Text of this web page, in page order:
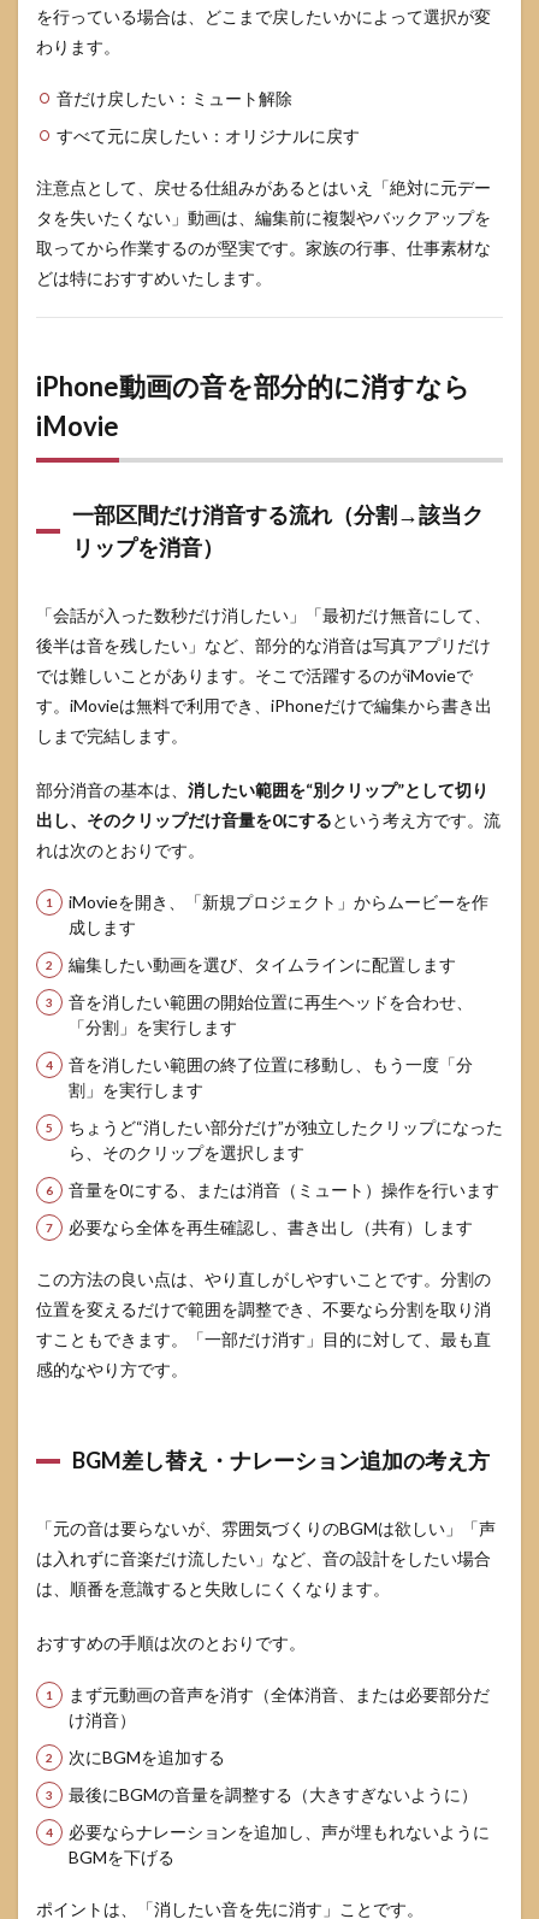
動画を
共有す
LINE、
ル、ク
ラウド
共有で
の注意
5.2
無音設定の考
え方
5.3
プラ
シー
配慮
（会
情報
が入
った
時の
判
よく
質問
6.1
にす
ると
画質
は落
ち
る？
6.2
元動
画は
消え
る？
る？
6.3
だけ
音を
残す
こと
はで
き
無料
る？
アプ
リは
必
を行っている場合は、どこまで戻したいかによって選択が変
わります。
音だけ戻したい：ミュート解除
すべて元に戻したい：オリジナルに戻す
注意点として、戻せる仕組みがあるとはいえ「絶対に元デー
タを失いたくない」動画は、編集前に複製やバックアップを
取ってから作業するのが堅実です。家族の行事、仕事素材な
どは特におすすめいたします。
iPhone動画の音を部分的に消すなら
iMovie
一部区間だけ消音する流れ（分割→該当ク
リップを消音）
「会話が入った数秒だけ消したい」「最初だけ無音にして、
後半は音を残したい」など、部分的な消音は写真アプリだけ
では難しいことがあります。そこで活躍するのがiMovieで
す。iMovieは無料で利用でき、iPhoneだけで編集から書き出
しまで完結します。
部分消音の基本は、 消したい範囲を“別クリップ”として切り
出し、そのクリップだけ音量を0にするという考え方です。流
れは次のとおりです。
iMovieを開き、「新規プロジェクト」からムービーを作
成します
編集したい動画を選び、タイムラインに配置します
音を消したい範囲の開始位置に再生ヘッドを合わせ、
「分割」を実行します
音を消したい範囲の終了位置に移動し、もう一度「分
割」を実行します
ちょうど“消したい部分だけ”が独立したクリップになった
ら、そのクリップを選択します
音量を0にする、または消音（ミュート）操作を行います
必要なら全体を再生確認し、書き出し（共有）します
この方法の良い点は、やり直しがしやすいことです。分割の
位置を変えるだけで範囲を調整でき、不要なら分割を取り消
すこともできます。「一部だけ消す」目的に対して、最も直
感的なやり方です。
BGM差し替え・ナレーション追加の考え方
「元の音は要らないが、雰囲気づくりのBGMは欲しい」「声
は入れずに音楽だけ流したい」など、音の設計をしたい場合
は、順番を意識すると失敗しにくくなります。
おすすめの手順は次のとおりです。
まず元動画の音声を消す（全体消音、または必要部分だ
け消音）
次にBGMを追加する
最後にBGMの音量を調整する（大きすぎないように）
必要ならナレーションを追加し、声が埋もれないように
BGMを下げる
ポイントは、「消したい音を先に消す」ことです。